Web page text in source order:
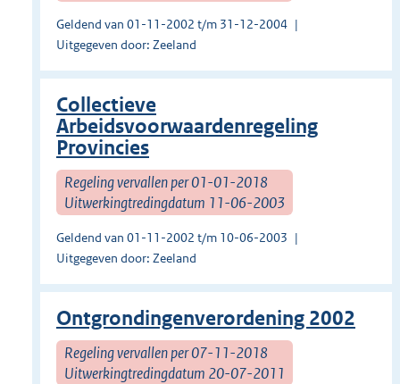
Geldend van 01-11-2002 t/m 31-12-2004
Uitgegeven door: Zeeland
Collectieve
Arbeidsvoorwaardenregeling
Provincies
Regeling vervallen per 01-01-2018
Uitwerkingtredingdatum 11-06-2003
Geldend van 01-11-2002 t/m 10-06-2003
Uitgegeven door: Zeeland
Ontgrondingenverordening 2002
Regeling vervallen per 07-11-2018
Uitwerkingtredingdatum 20-07-2011